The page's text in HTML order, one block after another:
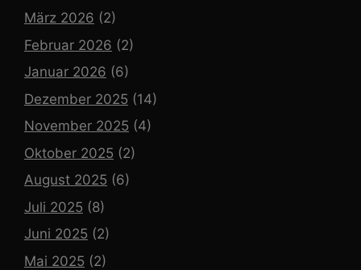
März 2026 (2)
Februar 2026 (2)
Januar 2026 (6)
Dezember 2025 (14)
November 2025 (4)
Oktober 2025 (2)
August 2025 (6)
Juli 2025 (8)
Juni 2025 (2)
Mai 2025 (2)